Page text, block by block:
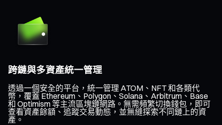
跨鏈與多資產統一管理
透過一個安全的平台，統一管理 ATOM、NFT 和各類代
幣，覆蓋 Ethereum、Polygon、Solana、Arbitrum、Base
和 Optimism 等主流區塊鏈網路。無需頻繁切換錢包，即可
查看資產餘額、追蹤交易動態，並無縫探索不同鏈上的資
產。